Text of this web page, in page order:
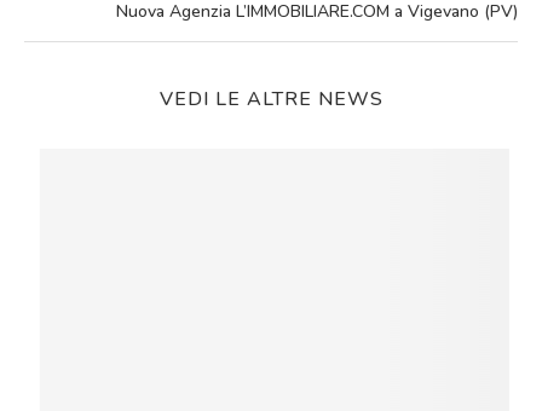
Nuova Agenzia L’IMMOBILIARE.COM a Vigevano (PV)
VEDI LE ALTRE NEWS